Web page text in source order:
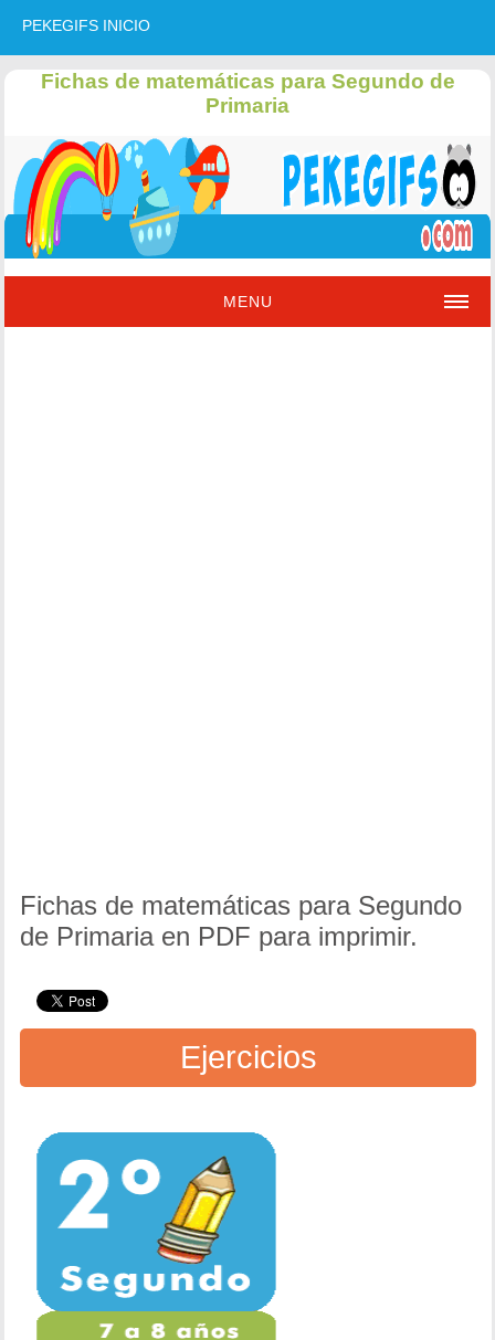
PEKEGIFS INICIO
Fichas de matemáticas para Segundo de
Primaria
MENU
Fichas de matemáticas para Segundo
de Primaria en PDF para imprimir.
Ejercicios